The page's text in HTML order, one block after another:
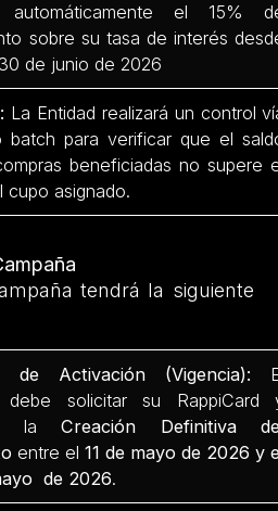
automáticamente el 15%
sobre su tasa de interés
de junio de 2026
La Entidad realizará un control
batch para verificar que el
beneficiadas no supere
cupo asignado.
tendrá la siguiente
de Activación (Vigencia):
debe solicitar su RappiCard
laCreación Definitiva
entre el11 de mayo de 2026 y
de 2026.